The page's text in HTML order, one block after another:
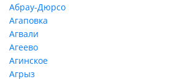
Абрау-Дюрсо
Агаповка
Агвали
Агеево
Агинское
Агрыз